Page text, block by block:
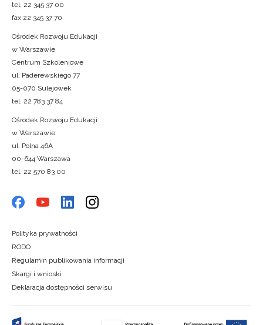
tel. 22 345 37 00
fax 22 345 37 70
Ośrodek Rozwoju Edukacji
w Warszawie
Centrum Szkoleniowe
ul. Paderewskiego 77
05-070 Sulejówek
tel. 22 783 37 84
Ośrodek Rozwoju Edukacji
w Warszawie
ul. Polna 46A
00-644 Warszawa
tel. 22 570 83 00
Polityka prywatności
RODO
Regulamin publikowania informacji
Skargi i wnioski
Deklaracja dostępności serwisu